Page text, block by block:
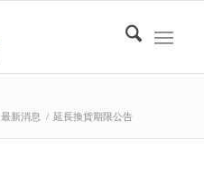
最新消息 / 延長換貨期限公告